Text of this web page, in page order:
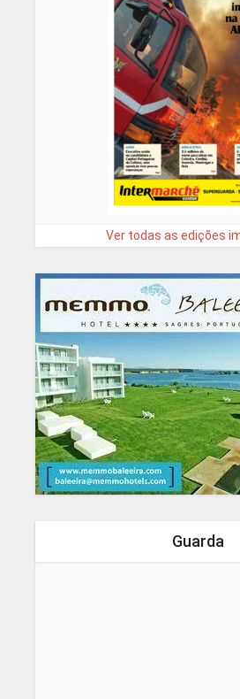
Ver todas as edições
Guarda